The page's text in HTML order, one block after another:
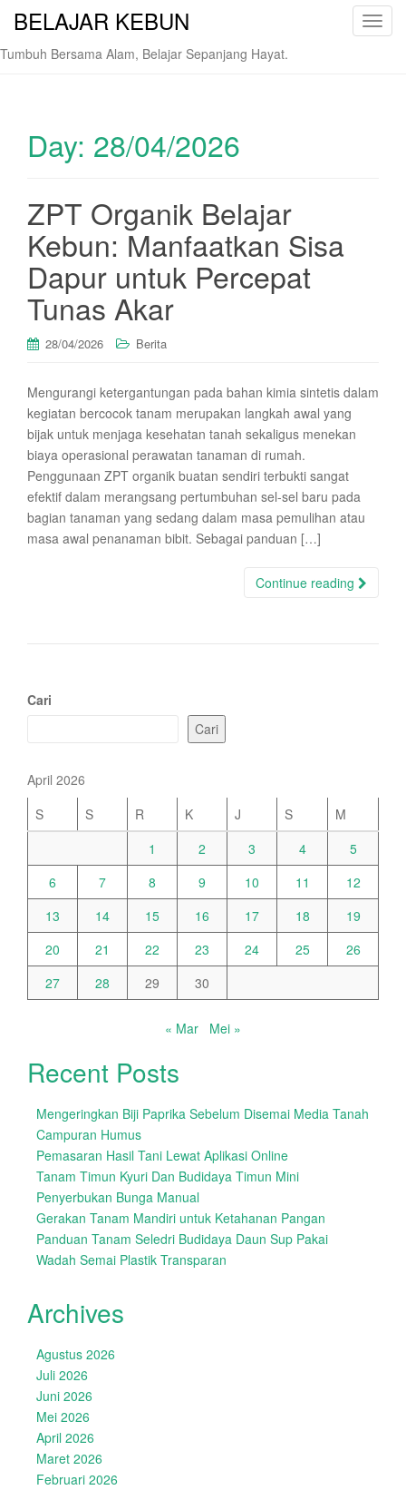
T
BELAJAR KEBUN
Tumbuh Bersama Alam, Belajar Sepanjang Hayat.
Day: 28/04/2026
ZPT Organik Belajar
Kebun: Manfaatkan Sisa
Dapur untuk Percepat
Tunas Akar
28/04/2026 Berita
Mengurangi ketergantungan pada bahan kimia sintetis dalam
kegiatan bercocok tanam merupakan langkah awal yang
bijak untuk menjaga kesehatan tanah sekaligus menekan
biaya operasional perawatan tanaman di rumah.
Penggunaan ZPT organik buatan sendiri terbukti sangat
efektif dalam merangsang pertumbuhan sel-sel baru pada
bagian tanaman yang sedang dalam masa pemulihan atau
masa awal penanaman bibit. Sebagai panduan […]
Continue reading
Cari
Cari
April 2026
S
S R K J S
M
1
2 3 4
5
6
7 8 9 10 11
12
13
14 15 16 17 18
19
20
21 22 23 24 25
26
27
28 29 30
« Mar Mei »
Recent Posts
Mengeringkan Biji Paprika Sebelum Disemai Media Tanah
Campuran Humus
Pemasaran Hasil Tani Lewat Aplikasi Online
Tanam Timun Kyuri Dan Budidaya Timun Mini
Penyerbukan Bunga Manual
Gerakan Tanam Mandiri untuk Ketahanan Pangan
Panduan Tanam Seledri Budidaya Daun Sup Pakai
Wadah Semai Plastik Transparan
Archives
Agustus 2026
Juli 2026
Juni 2026
Mei 2026
April 2026
Maret 2026
Februari 2026